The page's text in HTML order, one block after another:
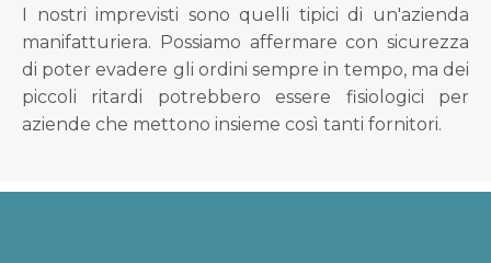
I nostri imprevisti sono quelli tipici di un'azienda
manifatturiera. Possiamo affermare con sicurezza
di poter evadere gli ordini sempre in tempo, ma dei
piccoli ritardi potrebbero essere fisiologici per
aziende che mettono insieme così tanti fornitori.